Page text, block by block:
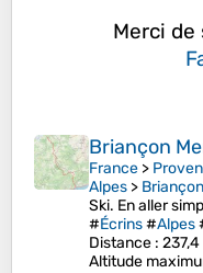
Merci
Briançon
France >
Alpes > Briançon
Ski. En aller
#Écrins#Alpes
Distance : 237,4
Altitude